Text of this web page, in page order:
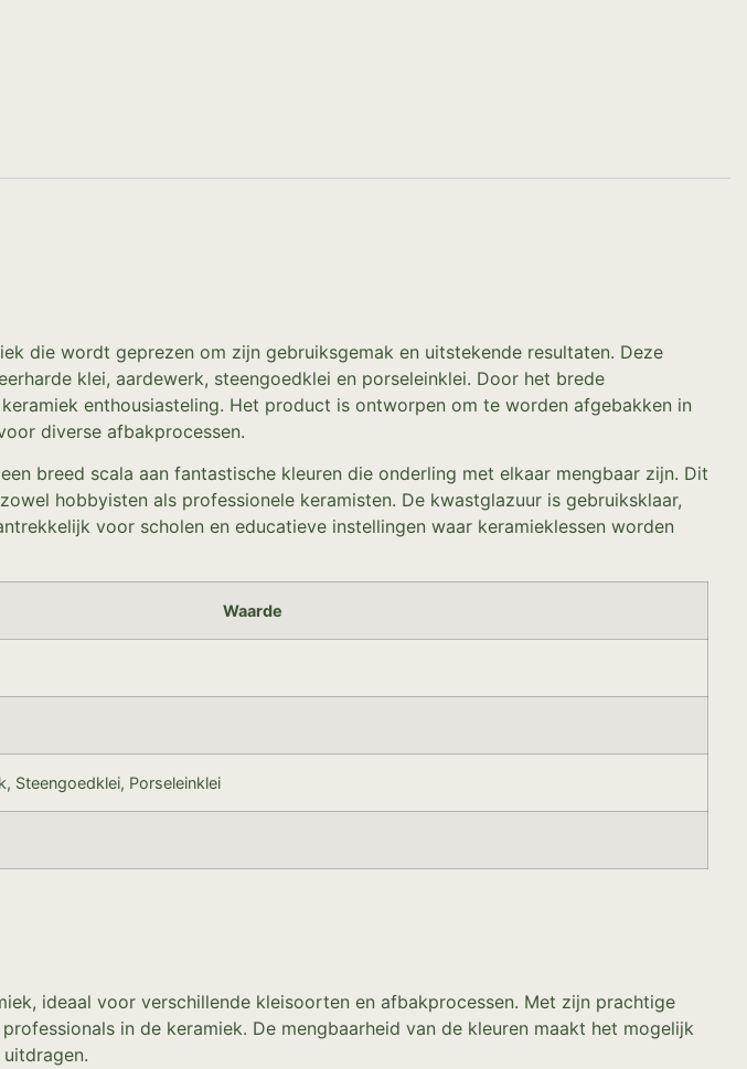
die wordt geprezen om zijn gebruiksgemak en uitstekende resultaten. Deze
klei, aardewerk, steengoedklei en porseleinklei. Door het brede
enthousiasteling. Het product is ontworpen om te worden afgebakken in
diverse afbakprocessen.
breed scala aan fantastische kleuren die onderling met elkaar mengbaar zijn. Dit
hobbyisten als professionele keramisten. De kwastglazuur is gebruiksklaar,
voor scholen en educatieve instellingen waar keramieklessen worden
Waarde
Steengoedklei, Porseleinklei
ideaal voor verschillende kleisoorten en afbakprocessen. Met zijn prachtige
in de keramiek. De mengbaarheid van de kleuren maakt het mogelijk